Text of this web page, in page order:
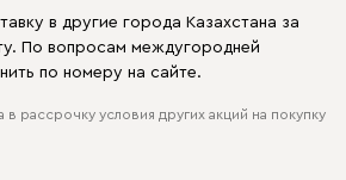
в другие города Казахстана за
По вопросам междугородней
по номеру на сайте.
рассрочку условия других акций на покупку